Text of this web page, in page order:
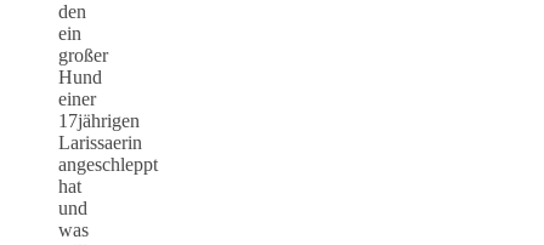
den
ein
großer
Hund
einer
17jährigen
Larissaerin
angeschleppt
hat
und
was